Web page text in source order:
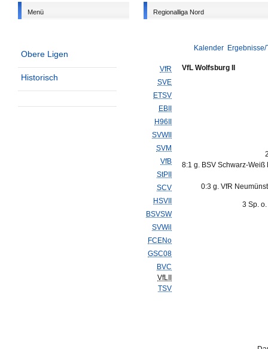
Menü
Obere Ligen
Historisch
Regionalliga Nord
Kalender
VfR
SVE
ETSV
EBII
H96II
SVWII
SVM
VfB
StPII
SCV
HSVII
BSVSW
SVWil
FCENo
GSC08
BVC
VfLII
TSV
VfL Wolfsburg II
8:1 g. BSV Schwarz-Weiß
0:3 g. VfR
3 Sp.